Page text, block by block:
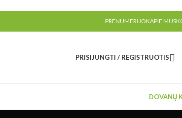
PRENUMERUOKAPIE MUS
PRISIJUNGTI / REGISTRUOTIS
DOVANŲ